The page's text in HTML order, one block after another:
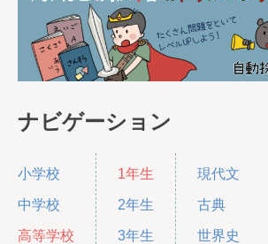
ナビゲーション
小学校
中学校
高等学校
1年生
2年生
3年生
現代文
古典
世界史